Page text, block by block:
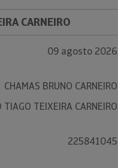
CARNEIRO
09 agosto 2026
CHAMAS BRUNO CARNEIRO
TIAGO TEIXEIRA CARNEIRO
225841045